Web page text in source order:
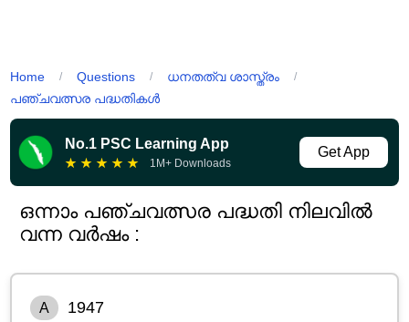
Home / Questions / ധനതത്വ ശാസ്ത്രം /
പഞ്ചവത്സര പദ്ധതികൾ
No.1 PSC Learning App
★ ★ ★ ★ ★ 1M+ Downloads
Get App
ഒന്നാം പഞ്ചവത്സര പദ്ധതി നിലവിൽ
വന്ന വർഷം :
A 1947